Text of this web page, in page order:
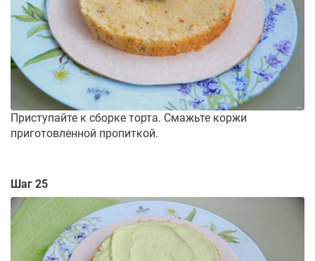
Приступайте к сборке торта. Смажьте коржи
приготовленной пропиткой.
Шаг 25